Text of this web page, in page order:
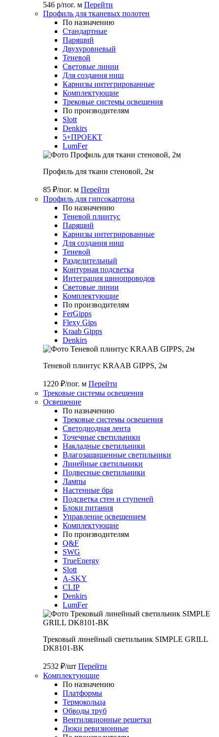
546 р/пог. м Перейти
Профиль для тканевых полотен
По назначению
Стандартные
Парящий
Двухуровневый
Теневой
Световые линии
Для создания ниш
Карнизы интегрированные
Комплектующие
Трековые системы освещения
По производителям
Slott
Denkirs
5+ПРОЕКТ
LumFer
Профиль для ткани стеновой, 2м
85 ₽/пог. м Перейти
Профиль для гипсокартона
По назначению
Теневой плинтус
Парящий
Карнизы интегрированные
Для создания ниш
Теневой
Разделительный
Контурная подсветка
Интеграция шинопроводов
Световые линии
Комплектующие
По производителям
FerGipps
Flexy Gips
Kraab Gipps
Denkirs
Теневой плинтус KRAAB GIPPS, 2м
1220 ₽/пог. м Перейти
Трековые системы освещения
Освещение
По назначению
Трековые системы освещения
Светодиодная лента
Точечные светильники
Накладные светильники
Влагозащищенные светильники
Линейные светильники
Подвесные светильники
Лампы
Настенные бра
Подсветка стен и ступеней
Блоки питания
Управление освещением
Комплектующие
По производителям
Q&F
SWG
TrueEnergy
Slott
A-SKY
CLIP
Denkirs
LumFer
Трековый линейный светильник SIMPLE GRILL
DK8101-BK
2532 ₽/шт Перейти
Комплектующие
По назначению
Платформы
Термокольца
Обводы труб
Вентиляционные решетки
Люки ревизионные